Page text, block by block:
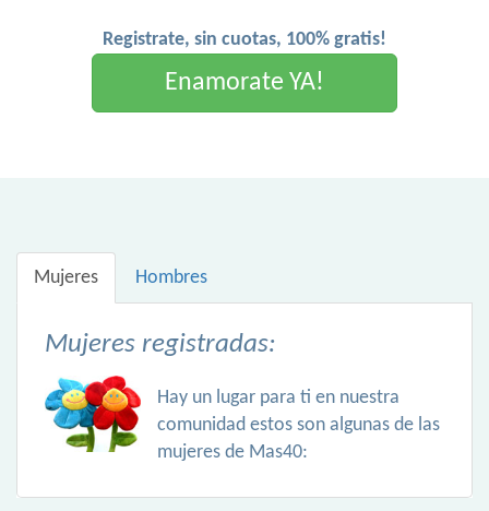
Registrate, sin cuotas, 100% gratis!
Enamorate YA!
Mujeres Hombres
Mujeres registradas:
Hay un lugar para ti en nuestra
comunidad estos son algunas de las
mujeres de Mas40: